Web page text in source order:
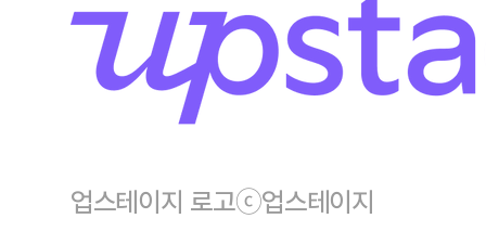
업스테이지 로고ⓒ업스테이지